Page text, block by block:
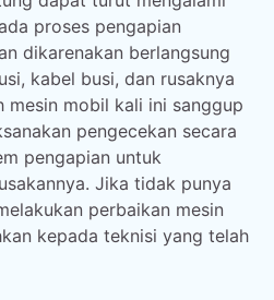
proses pengapian
dikarenakan berlangsung
kabel busi, dan rusaknya
mesin mobil kali ini sanggup
pengecekan secara
pengapian untuk
Jika tidak punya
perbaikan mesin
kepada teknisi yang telah